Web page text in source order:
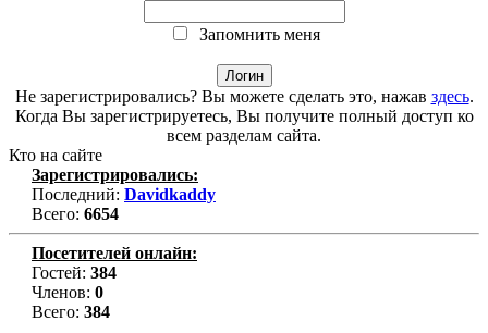
Запомнить меня
Не зарегистрировались? Вы можете сделать это, нажав здесь.
Когда Вы зарегистрируетесь, Вы получите полный доступ ко
всем разделам сайта.
Кто на сайте
Зарегистрировались:
Последний: Davidkaddy
Всего: 6654
Посетителей онлайн:
Гостей: 384
Членов: 0
Всего: 384